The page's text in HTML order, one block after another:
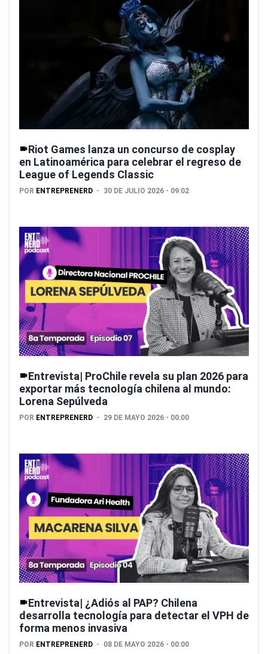
Riot Games lanza un concurso de cosplay
en Latinoamérica para celebrar el regreso de
League of Legends Classic
POR ENTREPRENERD 30 DE JULIO 2026 - 09:02
Entrevista| ProChile revela su plan 2026 para
exportar más tecnología chilena al mundo:
Lorena Sepúlveda
POR ENTREPRENERD 29 DE MAYO 2026 - 00:00
Entrevista| ¿Adiós al PAP? Chilena
desarrolla tecnología para detectar el VPH de
forma menos invasiva
POR ENTREPRENERD 08 DE MAYO 2026 - 00:00